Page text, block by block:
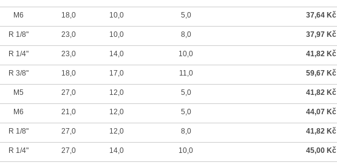
M6 18,0 10,0 5,0 37,64 Kč
R 1/8" 23,0 10,0 8,0 37,97 Kč
R 1/4" 23,0 14,0 10,0 41,82 Kč
R 3/8" 18,0 17,0 11,0 59,67 Kč
M5 27,0 12,0 5,0 41,82 Kč
M6 21,0 12,0 5,0 44,07 Kč
R 1/8" 27,0 12,0 8,0 41,82 Kč
R 1/4" 27,0 14,0 10,0 45,00 Kč